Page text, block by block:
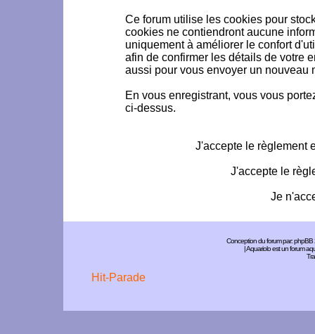
Ce forum utilise les cookies pour
cookies ne contiendront aucune
uniquement à améliorer le confort
afin de confirmer les détails de votre
aussi pour vous envoyer un nouveau
En vous enregistrant, vous vous
ci-dessus.
J'accepte le règlement
J'accepte le
Je
Conception du forum par:phpBB
| Aquariolo est un forum